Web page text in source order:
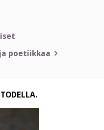
poetiikkaa